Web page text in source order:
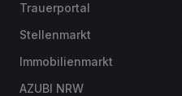
Trauerportal
Stellenmarkt
Immobilienmarkt
AZUBI NRW